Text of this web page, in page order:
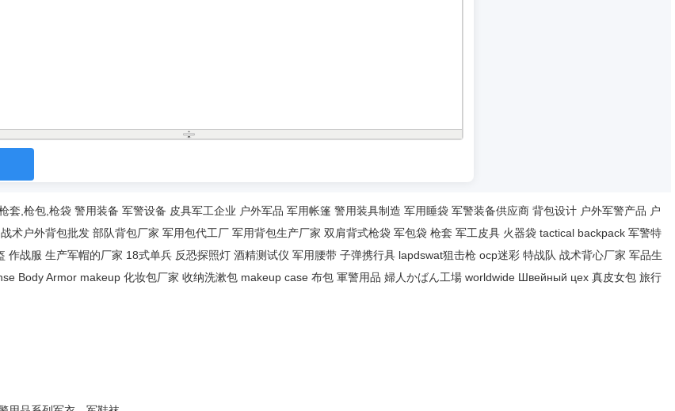
套,枪包,枪袋 警用装备 军警设备 皮具军工企业 户外军品 军用帐篷 警用装具制造 军用睡袋 军警装备供应商 背包设计 户外军警产品 户
战术户外背包批发 部队背包厂家 军用包代工厂 军用背包生产厂家 双肩背式枪袋 军包袋 枪套 军工皮具 火器袋 tactical backpack 军警特
作战服 生产军帽的厂家 18式单兵 反恐探照灯 酒精测试仪 军用腰带 子弹携行具 lapdswat狙击枪 ocp迷彩 特战队 战术背心厂家 军品生
Body Armor makeup 化妆包厂家 收纳洗漱包 makeup case 布包 軍警用品 婦人かばん工場 worldwide Швейный цех 真皮女包 旅行